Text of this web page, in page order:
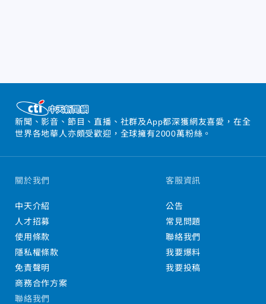
新聞、影音、節目、直播、社群及App都深獲網友喜愛，在全
世界各地華人亦頗受歡迎，全球擁有2000萬粉絲。
關於我們
中天介紹
人才招募
使用條款
隱私權條款
免責聲明
商務合作方案
客服資訊
公告
常見問題
聯絡我們
我要爆料
我要投稿
聯絡我們